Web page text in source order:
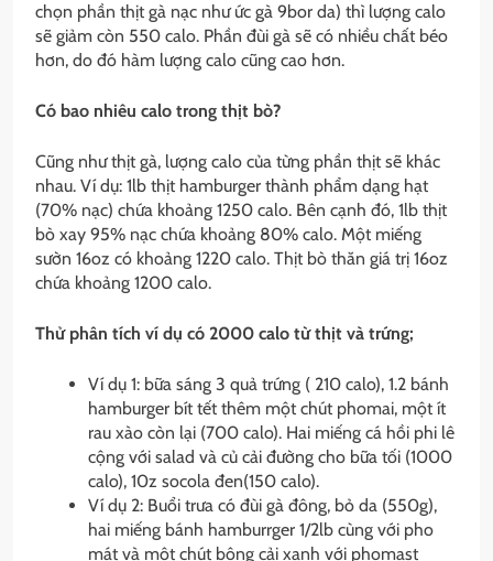
chọn phần thịt gà nạc như ức gà 9bor da) thì lượng calo
sẽ giảm còn 550 calo. Phần đùi gà sẽ có nhiều chất béo
hơn, do đó hàm lượng calo cũng cao hơn.
Có bao nhiêu calo trong thịt bò?
Cũng như thịt gà, lượng calo của từng phần thịt sẽ khác
nhau. Ví dụ: 1lb thịt hamburger thành phẩm dạng hạt
(70% nạc) chứa khoảng 1250 calo. Bên cạnh đó, 1lb thịt
bò xay 95% nạc chứa khoảng 80% calo. Một miếng
sườn 16oz có khoảng 1220 calo. Thịt bò thăn giá trị 16oz
chứa khoảng 1200 calo.
Thử phân tích ví dụ có 2000 calo từ thịt và trứng;
Ví dụ 1: bữa sáng 3 quả trứng ( 210 calo), 1.2 bánh
hamburger bít tết thêm một chút phomai, một ít
rau xào còn lại (700 calo). Hai miếng cá hồi phi lê
cộng với salad và củ cải đường cho bữa tối (1000
calo), 10z socola đen(150 calo).
Ví dụ 2: Buổi trưa có đùi gà đông, bỏ da (550g),
hai miếng bánh hamburrger 1/2lb cùng với pho
mát và một chút bông cải xanh với phomast